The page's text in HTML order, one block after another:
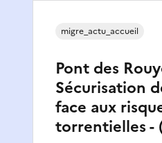
Pont des
Sécurisation
face aux
torrentielles -
migre_actu_accueil